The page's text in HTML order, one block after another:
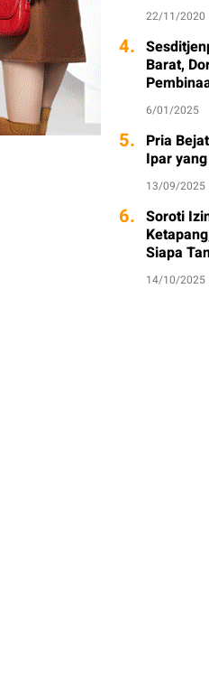
22/11/2020
4.
Barat,
6/01/2025
5. Pria
Ipar
13/09/2025
6. Soroti
Ketapang,
Siapa
14/10/2025